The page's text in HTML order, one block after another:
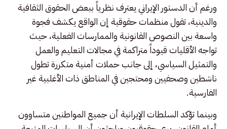
ورغم أن الدستور الإيراني يعترف نظرياً ببعض الحقوق الثقافية
والدينية، تقول منظمات حقوقية إن الواقع يكشف فجوة
واسعة بين النصوص القانونية والممارسات الفعلية، حيث
تواجه الأقليات قيوداً متراكمة في مجالات التعليم والعمل
والتمثيل السياسي، إلى جانب حملات أمنية متكررة تطول
ناشطين وصحفيين ومحتجين في المناطق ذات الأغلبية غير
الفارسية.
وبينما تؤكد السلطات الإيرانية أن جميع المواطنين متساوون